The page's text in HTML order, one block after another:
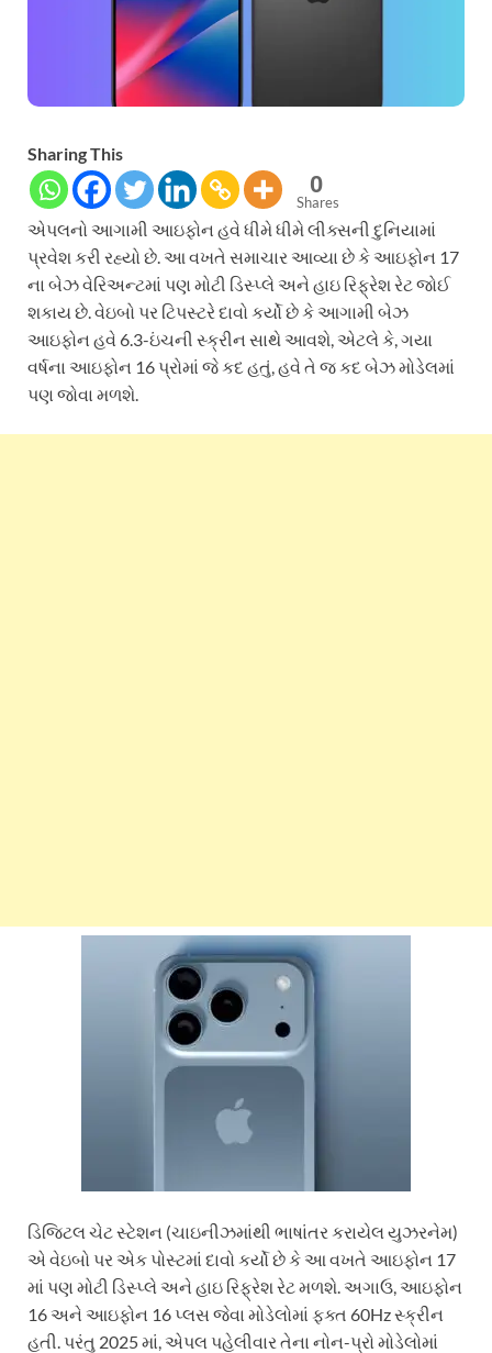
Sharing This
0
Shares
એપલનો આગામી આઇફોન હવે ધીમે ધીમે લીક્સની દુનિયામાં
પ્રવેશ કરી રહ્યો છે. આ વખતે સમાચાર આવ્યા છે કે આઇફોન 17
ના બેઝ વેરિઅન્ટમાં પણ મોટી ડિસ્પ્લે અને હાઇ રિફ્રેશ રેટ જોઈ
શકાય છે. વેઇબો પર ટિપસ્ટરે દાવો કર્યો છે કે આગામી બેઝ
આઇફોન હવે 6.3-ઇંચની સ્ક્રીન સાથે આવશે, એટલે કે, ગયા
વર્ષના આઇફોન 16 પ્રોમાં જે કદ હતું, હવે તે જ કદ બેઝ મોડેલમાં
પણ જોવા મળશે.
ડિજિટલ ચેટ સ્ટેશન (ચાઇનીઝમાંથી ભાષાંતર કરાયેલ યુઝરનેમ)
એ વેઇબો પર એક પોસ્ટમાં દાવો કર્યો છે કે આ વખતે આઇફોન 17
માં પણ મોટી ડિસ્પ્લે અને હાઇ રિફ્રેશ રેટ મળશે. અગાઉ, આઇફોન
16 અને આઇફોન 16 પ્લસ જેવા મોડેલોમાં ફક્ત 60Hz સ્ક્રીન
હતી. પરંતુ 2025 માં, એપલ પહેલીવાર તેના નોન-પ્રો મોડેલોમાં